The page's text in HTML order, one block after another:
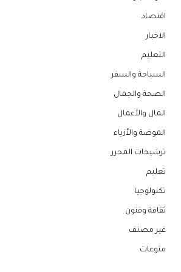
اقتصاد
الاخبار
التعليم
السياحة والسفر
الصحة والجمال
المال والأعمال
الموضة والأزياء
ترشيحات المحرر
تعليم
تكنولوجيا
ثقافة وفنون
غير مصنف
منوعات